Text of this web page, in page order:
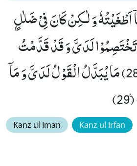
اَطْغَیْتُهٗ وَ لٰـكِنْ كَانَ فِیْ ضَلٰلٍۭ
لَا تَخْتَصِمُوْا لَدَیَّ وَ قَدْ قَدَّمْتُ
اِلَیْكُمْ بِالْوَعِیْدِ(28) مَا یُبَدَّلُ الْقَوْلُ لَدَیَّ وَ مَاۤ
Kanz ul Iman Kanz ul Irfan